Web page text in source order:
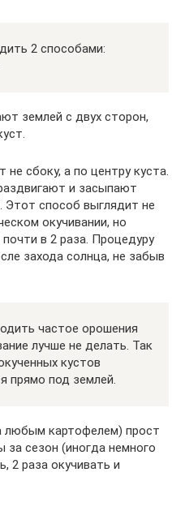
2 способами:
землей с двух сторон,
сбоку, а по центру куста.
и засыпают
Этот способ выглядит не
окучивании, но
в 2 раза. Процедуру
захода солнца, не забыв
частое орошения
лучше не делать. Так
кустов
прямо под землей.
любым картофелем) прост
сезон (иногда немного
2 раза окучивать и